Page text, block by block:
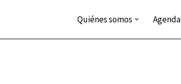
Quiénes somos Agenda